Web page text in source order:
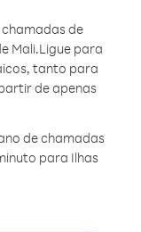
de
Mali.Ligue para
tanto para
de apenas
de chamadas
para Ilhas